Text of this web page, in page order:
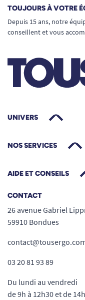
Écran LCD
température et
Mise à l’heure
Poids : 970 g.
Température de
espagnol,
TOUJOURS À VOTRE
Depuis 15 ans, notre
conseillent et vous
UNIVERS
NOS SERVICES
AIDE ET CONSEILS
CONTACT
26 avenue Gabriel
59910 Bondues
03 20 81 93 89
Du lundi au vendredi
de 9h à 12h30 et de